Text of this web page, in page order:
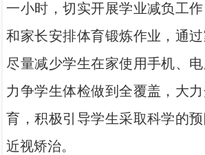
一小时，切实开展学业减负工
和家长安排体育锻炼作业，通过
尽量减少学生在家使用手机、电
力争学生体检做到全覆盖，大
育，积极引导学生采取科学的
近视矫治。